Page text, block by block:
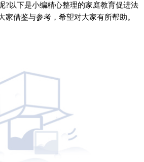
?以下是小编精心整理的家庭教育促进法
家借鉴与参考，希望对大家有所帮助。